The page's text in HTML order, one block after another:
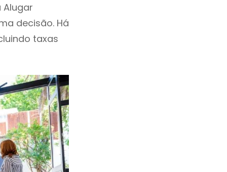
Alugar
decisão. Há
taxas